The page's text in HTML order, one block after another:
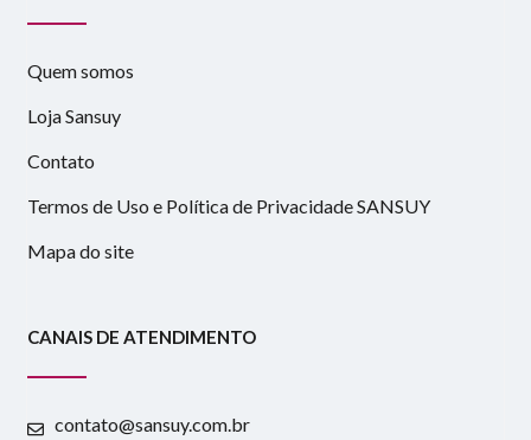
Quem somos
Loja Sansuy
Contato
Termos de Uso e Política de Privacidade SANSUY
Mapa do site
CANAIS DE ATENDIMENTO
contato@sansuy.com.br